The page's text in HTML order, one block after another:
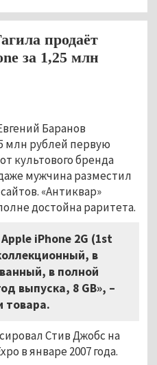
продаёт
за 1,25 млн
Баранов
млн рублей первую
культового бренда
мужчина разместил
«Антиквар»
достойна раритета.
iPhone 2G (1st
в
в полной
выпуска, 8 GB», –
товара.
Стив Джобс на
в январе 2007 года.